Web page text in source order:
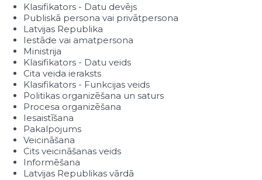
Klasifikators - Datu devējs
Publiskā persona vai privātpersona
Latvijas Republika
Iestāde vai amatpersona
Ministrija
Klasifikators - Datu veids
Cita veida ieraksts
Klasifikators - Funkcijas veids
Politikas organizēšana un saturs
Procesa organizēšana
Iesaistīšana
Pakalpojums
Veicināšana
Cits veicināšanas veids
Informēšana
Latvijas Republikas vārdā